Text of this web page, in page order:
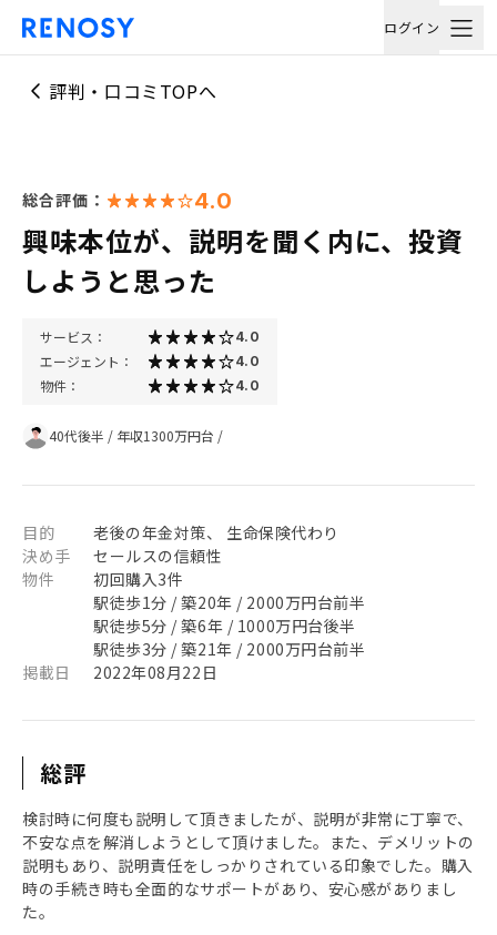
ログイン
評判・口コミTOPへ
総合評価： 4.0
興味本位が、説明を聞く内に、投資
しようと思った
サービス： 4.0
エージェント： 4.0
物件： 4.0
40代後半 / 年収1300万円台 /
目的
老後の年金対策、 生命保険代わり
決め手
セールスの信頼性
物件
初回購入3件
駅徒歩1分 / 築20年 / 2000万円台前半
駅徒歩5分 / 築6年 / 1000万円台後半
駅徒歩3分 / 築21年 / 2000万円台前半
掲載日
2022年08月22日
総評
検討時に何度も説明して頂きましたが、説明が非常に丁寧で、
不安な点を解消しようとして頂けました。また、デメリットの
説明もあり、説明責任をしっかりされている印象でした。購入
時の手続き時も全面的なサポートがあり、安心感がありまし
た。